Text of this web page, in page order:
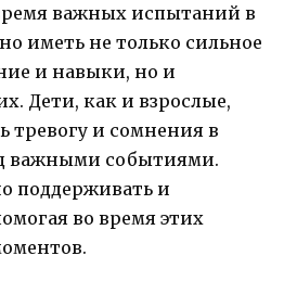
важных испытаний в
иметь не только сильное
и навыки, но и
Дети, как и взрослые,
тревогу и сомнения в
важными событиями.
поддерживать и
во время этих